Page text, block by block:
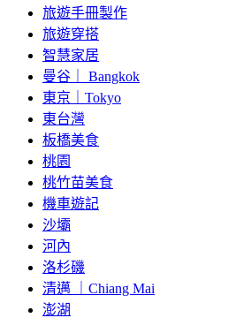
旅遊手冊製作
旅遊穿搭
智慧家居
曼谷｜ Bangkok
東京｜Tokyo
東台灣
板橋美食
桃園
桃竹苗美食
機車遊記
沙壩
河內
洛杉磯
清邁 ｜Chiang Mai
澎湖